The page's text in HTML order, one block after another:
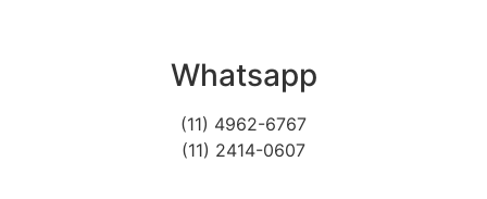
Whatsapp
(11) 4962-6767
(11) 2414-0607